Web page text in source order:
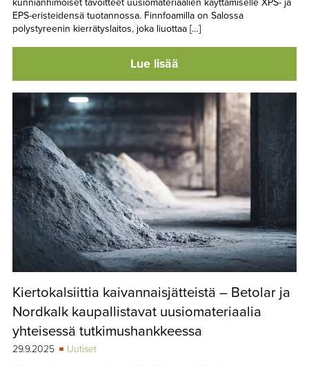
EPS-eristeidensä tuotannossa. Finnfoamilla on Salossa
polystyreenin kierrätyslaitos, joka liuottaa […]
Lue lisää
Kiertokalsiittia kaivannaisjätteistä – Betolar ja
Nordkalk kaupallistavat uusiomateriaalia
yhteisessä tutkimushankkeessa
29.9.2025
Uutiset